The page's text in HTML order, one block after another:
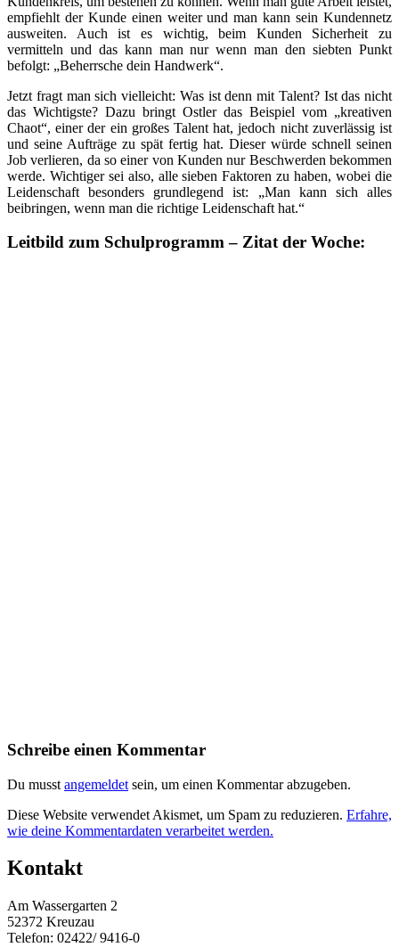
empfiehlt der Kunde einen weiter und man kann sein Kundennetz
ausweiten. Auch ist es wichtig, beim Kunden Sicherheit zu
vermitteln und das kann man nur wenn man den siebten Punkt
befolgt: „Beherrsche dein Handwerk“.
Jetzt fragt man sich vielleicht: Was ist denn mit Talent? Ist das nicht
das Wichtigste? Dazu bringt Ostler das Beispiel vom „kreativen
Chaot“, einer der ein großes Talent hat, jedoch nicht zuverlässig ist
und seine Aufträge zu spät fertig hat. Dieser würde schnell seinen
Job verlieren, da so einer von Kunden nur Beschwerden bekommen
werde. Wichtiger sei also, alle sieben Faktoren zu haben, wobei die
Leidenschaft besonders grundlegend ist: „Man kann sich alles
beibringen, wenn man die richtige Leidenschaft hat.“
Leitbild zum Schulprogramm – Zitat der Woche:
Schreibe einen Kommentar
Du musst angemeldet sein, um einen Kommentar abzugeben.
Diese Website verwendet Akismet, um Spam zu reduzieren. Erfahre,
wie deine Kommentardaten verarbeitet werden.
Kontakt
Am Wassergarten 2
52372 Kreuzau
Telefon: 02422/ 9416-0